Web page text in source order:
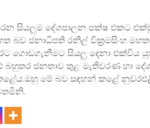
සියලුම දේශපාලන පක්ෂ එකට
බව ජනාධිපති රනිල් වික්‍රමසිංහ
ගොඩගැනීමට සියලු දෙනා එක්විය
ජනතාව තුළ මැතිවරණ හා
මේ බව සඳහන් කළේ